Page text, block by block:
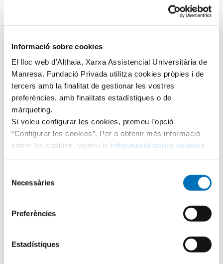
Informació sobre cookies
El lloc web d’Althaia, Xarxa Assistencial Universitària de
Manresa. Fundació Privada utilitza cookies pròpies i de
tercers amb la finalitat de gestionar les vostres
preferències, amb finalitats estadístiques o de
màrqueting.
Si voleu configurar les cookies, premeu l’opció
“Configurar les cookies”. Per a obtenir més informació
sobre les cookies, visiteu la Informació sobre cookies
Necessàries
Preferències
Estadístiques
for
Categories
Aula Hospitalària